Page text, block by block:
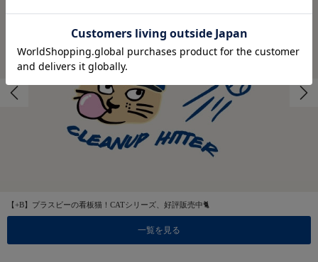
【+B】プラスビーの看板猫！CATシリーズ、好評販売中🐈
一覧を見る